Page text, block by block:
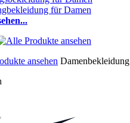
für Damen
ansehen Damenbekleidung